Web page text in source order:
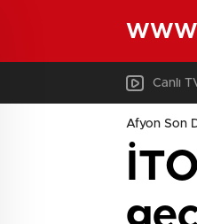
Canlı
Afyon Son